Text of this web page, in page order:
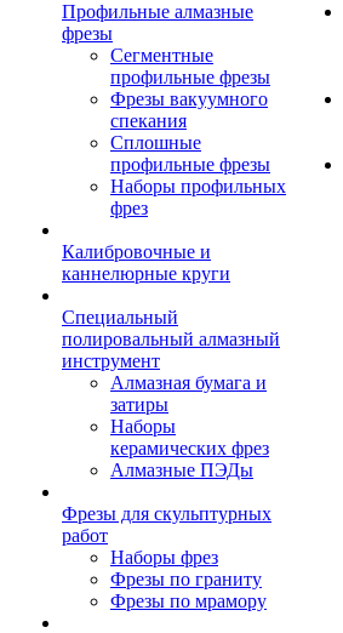
Профильные алмазные
фрезы
Сегментные
профильные фрезы
Фрезы вакуумного
спекания
Сплошные
профильные фрезы
Наборы профильных
фрез
Калибровочные и
каннелюрные круги
Специальный
полировальный алмазный
инструмент
Алмазная бумага и
затиры
Наборы
керамических фрез
Алмазные ПЭДы
Фрезы для скульптурных
работ
Наборы фрез
Фрезы по граниту
Фрезы по мрамору